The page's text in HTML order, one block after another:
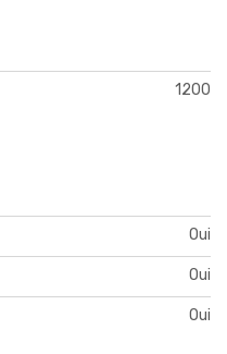
1200
Oui
Oui
Oui